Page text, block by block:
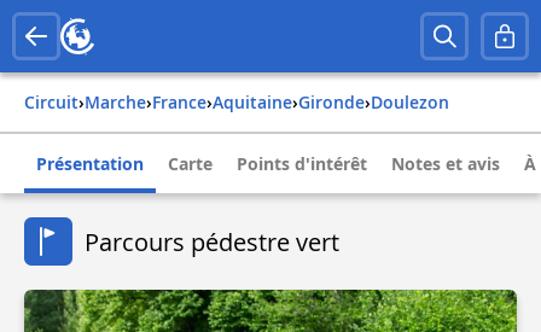
Circuit› Marche› france› aquitaine› gironde› doulezon
Présentation Carte Points d'intérêt Notes et avis À
Parcours pédestre vert